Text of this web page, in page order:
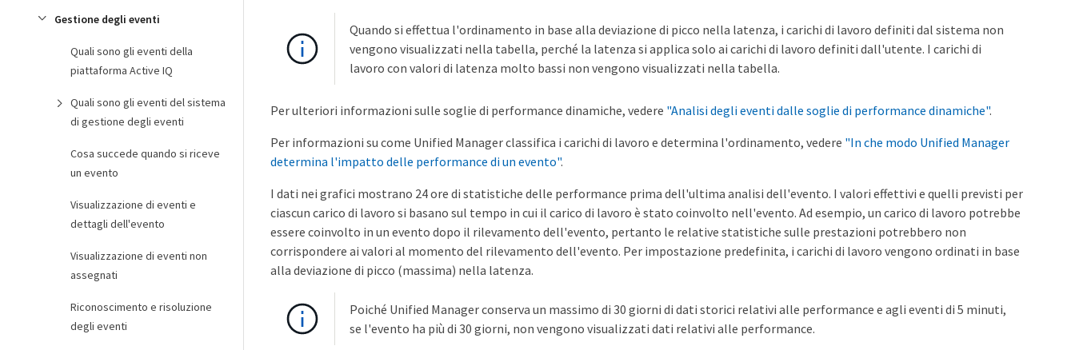
Gestione degli eventi
Quali sono gli eventi della
piattaforma Active IQ
Quali sono gli eventi del sistema
di gestione degli eventi
Cosa succede quando si riceve
un evento
Visualizzazione di eventi e
dettagli dell'evento
Visualizzazione di eventi non
assegnati
Riconoscimento e risoluzione
degli eventi
Quando si effettua l'ordinamento in base alla deviazione di picco nella latenza, i carichi di lavoro definiti dal sistema non
vengono visualizzati nella tabella, perché la latenza si applica solo ai carichi di lavoro definiti dall'utente. I carichi di
lavoro con valori di latenza molto bassi non vengono visualizzati nella tabella.
Per ulteriori informazioni sulle soglie di performance dinamiche, vedere "Analisi degli eventi dalle soglie di performance dinamiche".
Per informazioni su come Unified Manager classifica i carichi di lavoro e determina l'ordinamento, vedere "In che modo Unified Manager
determina l'impatto delle performance di un evento".
I dati nei grafici mostrano 24 ore di statistiche delle performance prima dell'ultima analisi dell'evento. I valori effettivi e quelli previsti per
ciascun carico di lavoro si basano sul tempo in cui il carico di lavoro è stato coinvolto nell'evento. Ad esempio, un carico di lavoro potrebbe
essere coinvolto in un evento dopo il rilevamento dell'evento, pertanto le relative statistiche sulle prestazioni potrebbero non
corrispondere ai valori al momento del rilevamento dell'evento. Per impostazione predefinita, i carichi di lavoro vengono ordinati in base
alla deviazione di picco (massima) nella latenza.
Poiché Unified Manager conserva un massimo di 30 giorni di dati storici relativi alle performance e agli eventi di 5 minuti,
se l'evento ha più di 30 giorni, non vengono visualizzati dati relativi alle performance.